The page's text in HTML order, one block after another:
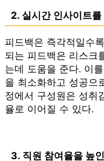
2. 실시간 인사이트
피드백은 즉각적일수
되는 피드백은 리스크
는데 도움을 준다. 이
을 최소화하고 성공으
정에서 구성원은 성취
율로 이어질 수 있다.
3. 직원 참여율을 높